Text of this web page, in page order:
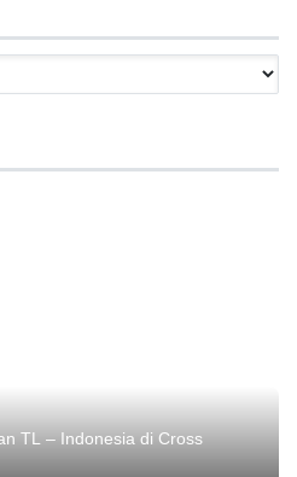
TL – Indonesia di Cross